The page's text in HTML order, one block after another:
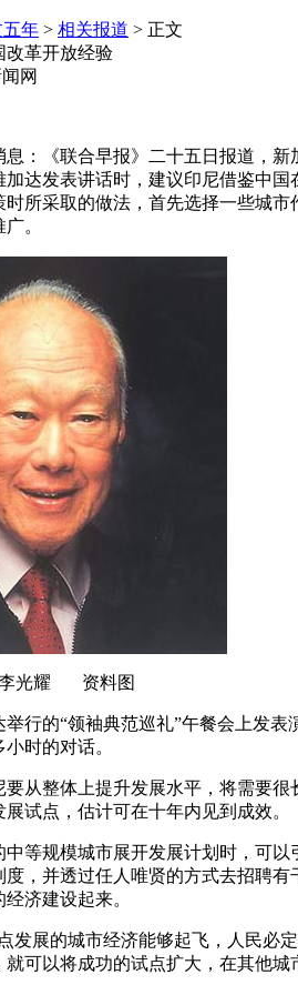
年 > 相关报道 > 正文
改革开放经验
网
：《联合早报》二十五日报道，新
达发表讲话时，建议印尼借鉴中国
所采取的做法，首先选择一些城市
。
光耀 资料图
行的“领袖典范巡礼”午餐会上发表
时的对话。
从整体上提升发展水平，将需要很
试点，估计可在十年内见到成效。
等规模城市展开发展计划时，可以
，并透过任人唯贤的方式去招聘有
济建设起来。
发展的城市经济能够起飞，人民必
可以将成功的试点扩大，在其他城